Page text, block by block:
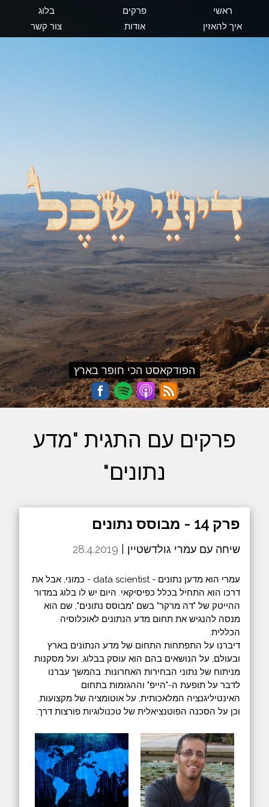
ראשי פרקים
בלוג
איך להאזין
אודות צור קשר
דיוני שכל
הפודקאסט הכי חופר בארץ
פרקים עם התגית "מדע
נתונים"
פרק 14 - מבוסס נתונים
שיחה עם עמרי גולדשטיין | 28.4.2019
עמרי הוא מדען נתונים - data scientist - כמוני, אבל את
דרכו הוא התחיל בכלל כפיסיקאי. היום יש לו בלוג במדור
ההייטק של "דה מרקר" בשם "מבוסס נתונים", שם הוא
מנסה להנגיש את תחום מדע הנתונים לאוכלוסיה
הכללית.
דיברנו על התפתחות התחום של מדע הנתונים בארץ
ובעולם, על הנושאים בהם הוא עוסק בבלוג, ועל מסקנות
מניתוח של נתוני הבחירות האחרונות. בהמשך עברנו
לדבר על תופעת ה-"הייפ" וההגזמות בתחום
האינטיליגנציה המלאכותית, על אוטומציה של מקצועות,
וכן על הסכנה הפוטנציאלית של טכנולוגיות פורצות דרך.